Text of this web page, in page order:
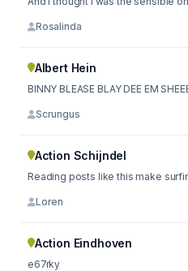
Rosalinda
Albert Hein
BINNY BLEASE BLAY DEE EM
Scrungus
Action Schijndel
Reading posts like this make
Loren
Action Eindhoven
e67rky